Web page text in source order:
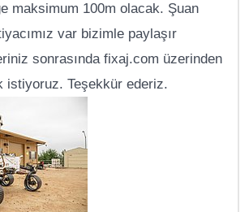
maksimum 100m olacak. Şuan
var bizimle paylaşır
sonrasında fixaj.com üzerinden
istiyoruz. Teşekkür ederiz.